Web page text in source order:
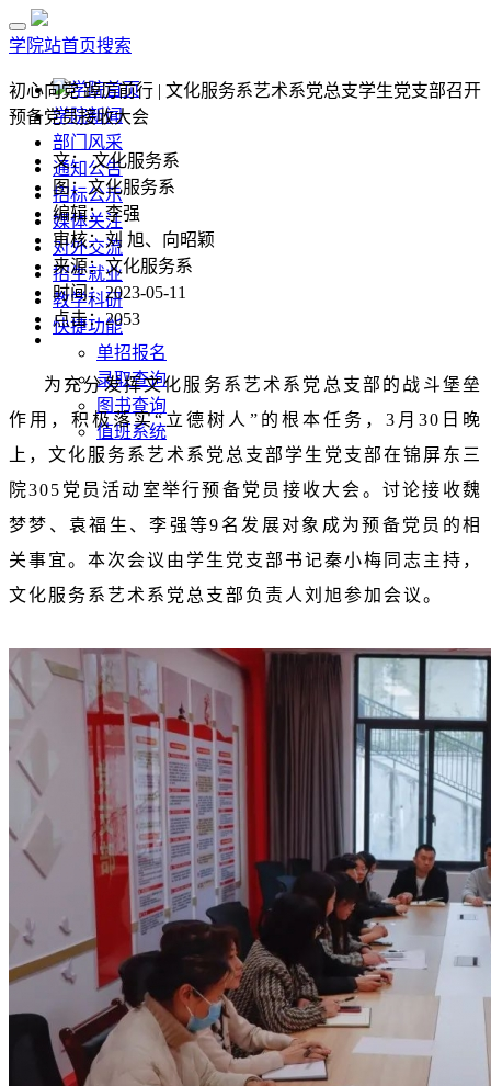
学院站首页搜索
学院首页
学院新闻
部门风采
通知公告
招标公示
媒体关注
对外交流
招生就业
教学科研
快捷功能
单招报名
录取查询
图书查询
值班系统
初心向党 踔厉前行 | 文化服务系艺术系党总支学生党支部召开
预备党员接收大会
文： 文化服务系
图：文化服务系
编辑：李强
审核：刘 旭、向昭颖
来源：文化服务系
时间：2023-05-11
点击：2053
为充分发挥文化服务系艺术系党总支部的战斗堡垒
作用，积极落实“立德树人”的根本任务，3月30日晚
上，文化服务系艺术系党总支部学生党支部在锦屏东三
院305党员活动室举行预备党员接收大会。讨论接收魏
梦梦、袁福生、李强等9名发展对象成为预备党员的相
关事宜。本次会议由学生党支部书记秦小梅同志主持，
文化服务系艺术系党总支部负责人刘旭参加会议。